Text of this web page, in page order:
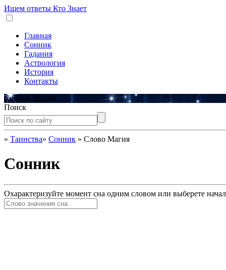
Ищем ответы Кто Знает
Главная
Сонник
Гадания
Астрология
История
Контакты
Сонник Магия
Поиск
» Таинства» Сонник » Слово Магия
Сонник
Охарактеризуйте момент сна одним словом или выберете